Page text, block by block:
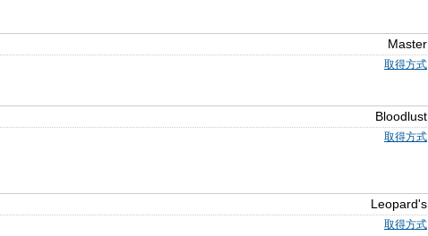
Master
取得方式
Bloodlust
取得方式
Leopard's
取得方式